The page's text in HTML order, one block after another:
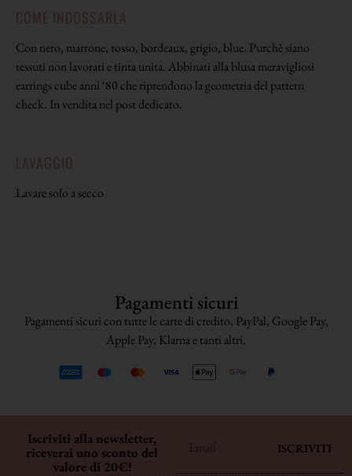
Con nero, marrone, rosso, bordeaux, grigio, blue. Purchè siano
tessuti non lavorati e tinta unita. Abbinati alla blusa meravigliosi
earrings cube anni ‘80 che riprendono la geometria del pattern
check. In vendita nel post dedicato.
Lavare solo a secco
Pagamenti sicuri
Pagamenti sicuri con tutte le carte di credito, PayPal, Google Pay,
Apple Pay, Klarna e tanti altri.
Iscriviti alla newsletter,
riceverai uno sconto del
valore di 20€!
ISCRIVITI